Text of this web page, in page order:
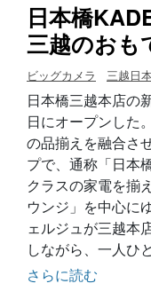
日本橋
三越のおも
ビッグカメラ 三越日
日本橋三越本店の
日にオープンした
の品揃えを融合さ
プで、通称「日本
クラスの家電を揃
ウンジ」を中心に
ェルジュが三越本
しながら、一人ひ
さらに読む